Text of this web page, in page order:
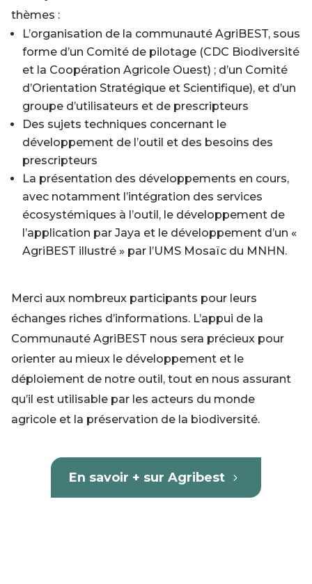
thèmes :
L’organisation de la communauté AgriBEST, sous
forme d’un Comité de pilotage (CDC Biodiversité
et la Coopération Agricole Ouest) ; d’un Comité
d’Orientation Stratégique et Scientifique), et d’un
groupe d’utilisateurs et de prescripteurs
Des sujets techniques concernant le
développement de l’outil et des besoins des
prescripteurs
La présentation des développements en cours,
avec notamment l’intégration des services
écosystémiques à l’outil, le développement de
l’application par Jaya et le développement d’un «
AgriBEST illustré » par l’UMS Mosaïc du MNHN.
Merci aux nombreux participants pour leurs
échanges riches d’informations. L’appui de la
Communauté AgriBEST nous sera précieux pour
orienter au mieux le développement et le
déploiement de notre outil, tout en nous assurant
qu’il est utilisable par les acteurs du monde
agricole et la préservation de la biodiversité.
En savoir + sur Agribest